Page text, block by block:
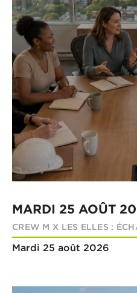
MARDI 25 AOÛT
CREW M X LES ELLES :
Mardi 25 août 2026